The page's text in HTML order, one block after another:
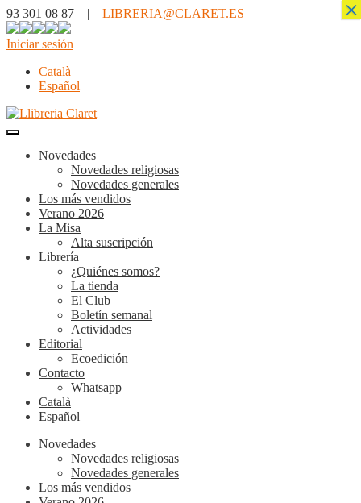
93 301 08 87 | LIBRERIA@CLARET.ES
Iniciar sesión
Català
Español
Novedades
Novedades religiosas
Novedades generales
Los más vendidos
Verano 2026
La Misa
Alta suscripción
Librería
¿Quiénes somos?
La tienda
El Club
Boletín semanal
Actividades
Editorial
Ecoedición
Contacto
Whatsapp
Català
Español
Novedades
Novedades religiosas
Novedades generales
Los más vendidos
×